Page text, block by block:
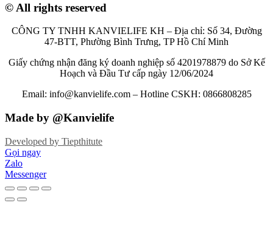
© All rights reserved
CÔNG TY TNHH KANVIELIFE KH – Địa chỉ: Số 34, Đường
47-BTT, Phường Bình Trưng, TP Hồ Chí Minh
Giấy chứng nhận đăng ký doanh nghiệp số 4201978879 do Sở Kế
Hoạch và Đầu Tư cấp ngày 12/06/2024
Email: info@kanvielife.com – Hotline CSKH: 0866808285
Made by @Kanvielife
Developed by Tiepthitute
Gọi ngay
Zalo
Messenger